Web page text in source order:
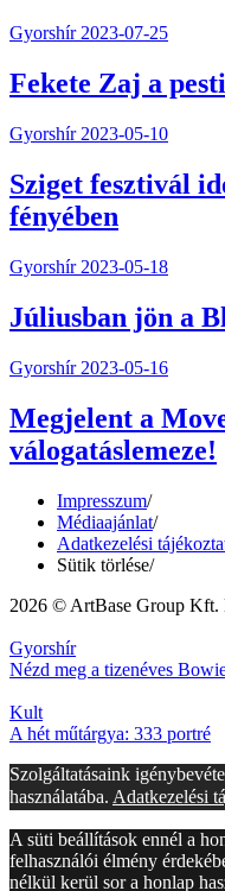
Gyorshír 2023-07-25
Fekete Zaj a
Gyorshír 2023-05-10
Sziget fesztivál
fényében
Gyorshír 2023-05-18
Júliusban jön a
Gyorshír 2023-05-16
Megjelent a
válogatáslemeze!
Impresszum/
Médiaajánlat/
Adatkezelési
Sütik törlése/
2026 © ArtBase Group Kft.
Gyorshír
Nézd meg a tizenéves
Kult
A hét műtárgya: 333 portré
Szolgáltatásaink
használatába. Adatkezelési
A süti beállítások ennél a
felhasználói élmény
nélkül kerül sor a honlap